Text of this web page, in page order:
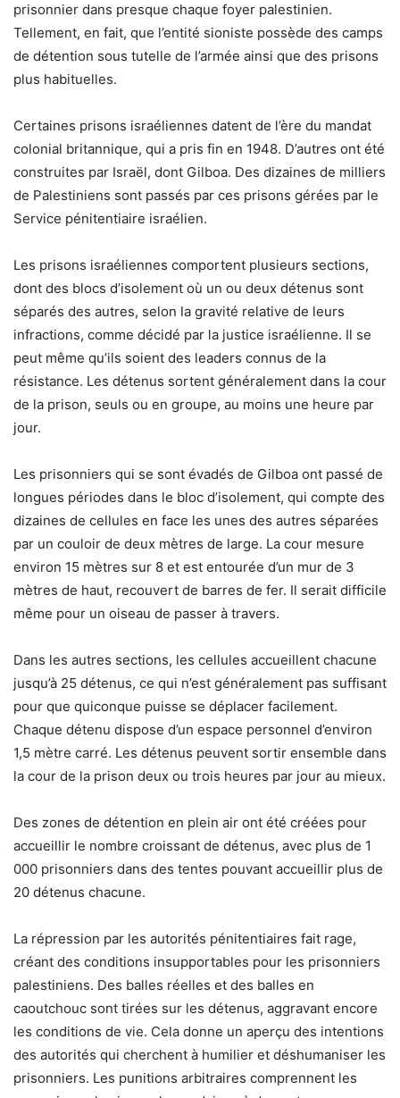
prisonnier dans presque chaque foyer palestinien.
Tellement, en fait, que l’entité sioniste possède des camps
de détention sous tutelle de l’armée ainsi que des prisons
plus habituelles.
Certaines prisons israéliennes datent de l’ère du mandat
colonial britannique, qui a pris fin en 1948. D’autres ont été
construites par Israël, dont Gilboa. Des dizaines de milliers
de Palestiniens sont passés par ces prisons gérées par le
Service pénitentiaire israélien.
Les prisons israéliennes comportent plusieurs sections,
dont des blocs d’isolement où un ou deux détenus sont
séparés des autres, selon la gravité relative de leurs
infractions, comme décidé par la justice israélienne. Il se
peut même qu’ils soient des leaders connus de la
résistance. Les détenus sortent généralement dans la cour
de la prison, seuls ou en groupe, au moins une heure par
jour.
Les prisonniers qui se sont évadés de Gilboa ont passé de
longues périodes dans le bloc d’isolement, qui compte des
dizaines de cellules en face les unes des autres séparées
par un couloir de deux mètres de large. La cour mesure
environ 15 mètres sur 8 et est entourée d’un mur de 3
mètres de haut, recouvert de barres de fer. Il serait difficile
même pour un oiseau de passer à travers.
Dans les autres sections, les cellules accueillent chacune
jusqu’à 25 détenus, ce qui n’est généralement pas suffisant
pour que quiconque puisse se déplacer facilement.
Chaque détenu dispose d’un espace personnel d’environ
1,5 mètre carré. Les détenus peuvent sortir ensemble dans
la cour de la prison deux ou trois heures par jour au mieux.
Des zones de détention en plein air ont été créées pour
accueillir le nombre croissant de détenus, avec plus de 1
000 prisonniers dans des tentes pouvant accueillir plus de
20 détenus chacune.
La répression par les autorités pénitentiaires fait rage,
créant des conditions insupportables pour les prisonniers
palestiniens. Des balles réelles et des balles en
caoutchouc sont tirées sur les détenus, aggravant encore
les conditions de vie. Cela donne un aperçu des intentions
des autorités qui cherchent à humilier et déshumaniser les
prisonniers. Les punitions arbitraires comprennent les